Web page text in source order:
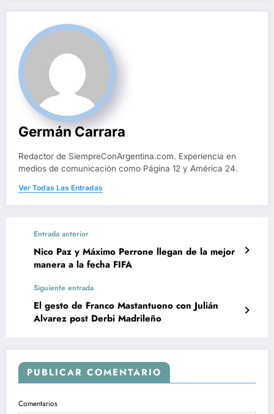
Germán Carrara
Redactor de SiempreConArgentina.com. Experiencia en
medios de comunicación como Página 12 y América 24.
Ver Todas Las Entradas
Entrada anterior
Nico Paz y Máximo Perrone llegan de la mejor
manera a la fecha FIFA
Siguiente entrada
El gesto de Franco Mastantuono con Julián
Alvarez post Derbi Madrileño
PUBLICAR COMENTARIO
Comentarios